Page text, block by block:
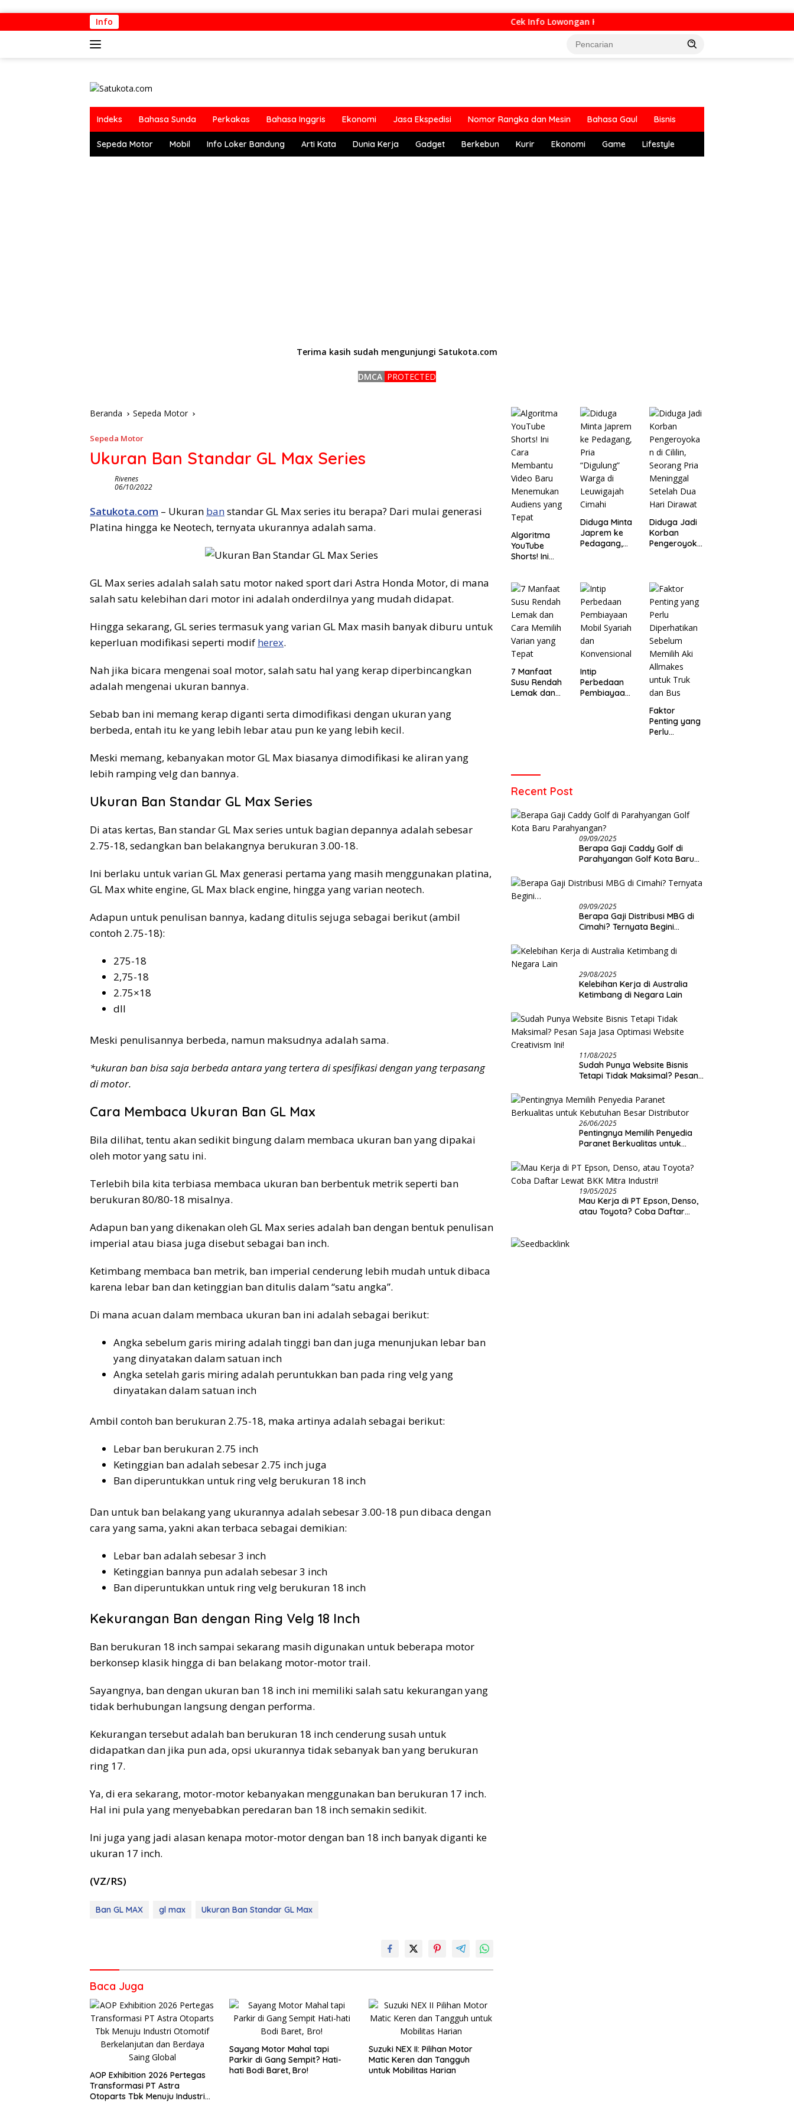
ke
Info Cek Info Lowongan Kerja di Bandung Raya Update Hari Ini
Indeks Bahasa Sunda Perkakas Bahasa Inggris Ekonomi Jasa Ekspedisi Nomor Rangka dan Mesin Bahasa Gaul Bisnis
Sepeda Motor Mobil Info Loker Bandung Arti Kata Dunia Kerja Gadget Berkebun Kurir Ekonomi Game Lifestyle
Terima kasih sudah mengunjungi Satukota.com
DMCA PROTECTED
Beranda Sepeda Motor
Sepeda Motor
Ukuran Ban Standar GL Max Series
Rivenes
06/10/2022
Satukota.com – Ukuran banstandar GL Max series itu berapa? Dari mulai generasi
Platina hingga ke Neotech, ternyata ukurannya adalah sama.
GL Max series adalah salah satu motor naked sport dari Astra Honda Motor, di mana
salah satu kelebihan dari motor ini adalah onderdilnya yang mudah didapat.
Hingga sekarang, GL series termasuk yang varian GL Max masih banyak diburu untuk
keperluan modifikasi seperti modif herex.
Nah jika bicara mengenai soal motor, salah satu hal yang kerap diperbincangkan
adalah mengenai ukuran bannya.
Sebab ban ini memang kerap diganti serta dimodifikasi dengan ukuran yang
berbeda, entah itu ke yang lebih lebar atau pun ke yang lebih kecil.
Meski memang, kebanyakan motor GL Max biasanya dimodifikasi ke aliran yang
lebih ramping velg dan bannya.
Ukuran Ban Standar GL Max Series
Di atas kertas, Ban standar GL Max series untuk bagian depannya adalah sebesar
2.75-18, sedangkan ban belakangnya berukuran 3.00-18.
Ini berlaku untuk varian GL Max generasi pertama yang masih menggunakan platina,
GL Max white engine, GL Max black engine, hingga yang varian neotech.
Adapun untuk penulisan bannya, kadang ditulis sejuga sebagai berikut (ambil
contoh 2.75-18):
275-18
2,75-18
2.75×18
dll
Meski penulisannya berbeda, namun maksudnya adalah sama.
*ukuran ban bisa saja berbeda antara yang tertera di spesifikasi dengan yang terpasang
di motor.
Cara Membaca Ukuran Ban GL Max
Bila dilihat, tentu akan sedikit bingung dalam membaca ukuran ban yang dipakai
oleh motor yang satu ini.
Terlebih bila kita terbiasa membaca ukuran ban berbentuk metrik seperti ban
berukuran 80/80-18 misalnya.
Adapun ban yang dikenakan oleh GL Max series adalah ban dengan bentuk penulisan
imperial atau biasa juga disebut sebagai ban inch.
Ketimbang membaca ban metrik, ban imperial cenderung lebih mudah untuk dibaca
karena lebar ban dan ketinggian ban ditulis dalam “satu angka”.
Di mana acuan dalam membaca ukuran ban ini adalah sebagai berikut:
Angka sebelum garis miring adalah tinggi ban dan juga menunjukan lebar ban
yang dinyatakan dalam satuan inch
Angka setelah garis miring adalah peruntukkan ban pada ring velg yang
dinyatakan dalam satuan inch
Ambil contoh ban berukuran 2.75-18, maka artinya adalah sebagai berikut:
Lebar ban berukuran 2.75 inch
Ketinggian ban adalah sebesar 2.75 inch juga
Ban diperuntukkan untuk ring velg berukuran 18 inch
Dan untuk ban belakang yang ukurannya adalah sebesar 3.00-18 pun dibaca dengan
cara yang sama, yakni akan terbaca sebagai demikian:
Lebar ban adalah sebesar 3 inch
Ketinggian bannya pun adalah sebesar 3 inch
Ban diperuntukkan untuk ring velg berukuran 18 inch
Kekurangan Ban dengan Ring Velg 18 Inch
Ban berukuran 18 inch sampai sekarang masih digunakan untuk beberapa motor
berkonsep klasik hingga di ban belakang motor-motor trail.
Sayangnya, ban dengan ukuran ban 18 inch ini memiliki salah satu kekurangan yang
tidak berhubungan langsung dengan performa.
Kekurangan tersebut adalah ban berukuran 18 inch cenderung susah untuk
didapatkan dan jika pun ada, opsi ukurannya tidak sebanyak ban yang berukuran
ring 17.
Ya, di era sekarang, motor-motor kebanyakan menggunakan ban berukuran 17 inch.
Hal ini pula yang menyebabkan peredaran ban 18 inch semakin sedikit.
Ini juga yang jadi alasan kenapa motor-motor dengan ban 18 inch banyak diganti ke
ukuran 17 inch.
(VZ/RS)
Ban GL MAX gl max Ukuran Ban Standar GL Max
Baca Juga
AOP Exhibition 2026 Pertegas
Transformasi PT Astra
Otoparts Tbk Menuju Industri
Sayang Motor Mahal tapi
Parkir di Gang Sempit? Hati-
hati Bodi Baret, Bro!
Suzuki NEX II: Pilihan Motor
Matic Keren dan Tangguh
untuk Mobilitas Harian
Algoritma
YouTube
Shorts! Ini
Video Baru
Menemukan
Audiens yang
Tepat
Diduga Minta
Japrem ke
Pedagang,
Leuwigajah
Cimahi
Diduga Jadi
Korban
Pengeroyoka
Setelah Dua
Hari Dirawat
7 Manfaat
Susu Rendah
Lemak dan
Intip
Perbedaan
Pembiayaan
Faktor
Penting yang
Perlu
Recent Post
09/09/2025
Berapa Gaji Caddy Golf di
Parahyangan Golf Kota Baru
09/09/2025
Berapa Gaji Distribusi MBG di
Cimahi? Ternyata Begini…
29/08/2025
Kelebihan Kerja di Australia
Ketimbang di Negara Lain
11/08/2025
Sudah Punya Website Bisnis
Tetapi Tidak Maksimal? Pesan
Creativism Ini!
26/06/2025
Pentingnya Memilih Penyedia
Paranet Berkualitas untuk
19/05/2025
Mau Kerja di PT Epson, Denso,
atau Toyota? Coba Daftar